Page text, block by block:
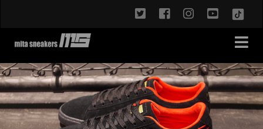
twitterfacebookinstagram